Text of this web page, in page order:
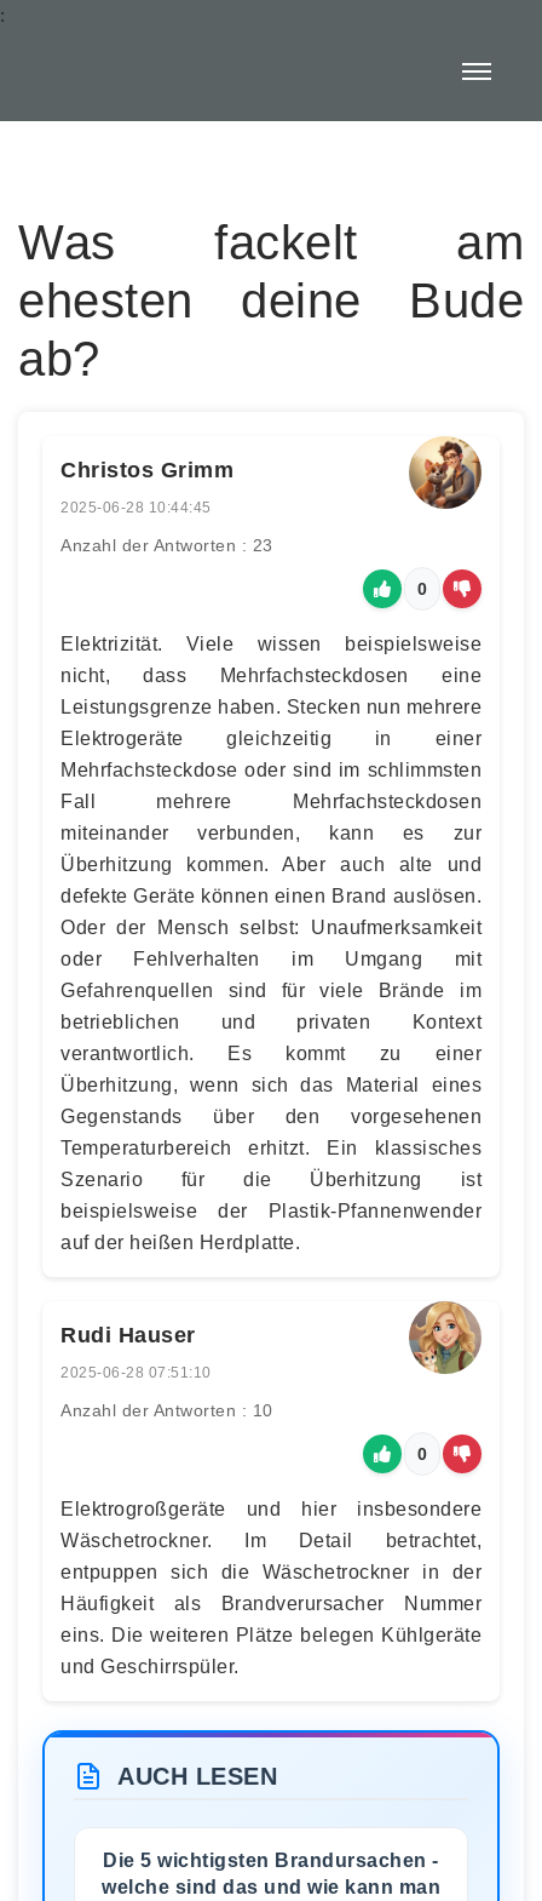
:
Was fackelt am
ehesten deine Bude
ab?
Christos Grimm
2025-06-28 10:44:45
Anzahl der Antworten : 23
0
Elektrizität. Viele wissen beispielsweise
nicht, dass Mehrfachsteckdosen eine
Leistungsgrenze haben. Stecken nun mehrere
Elektrogeräte gleichzeitig in einer
Mehrfachsteckdose oder sind im schlimmsten
Fall mehrere Mehrfachsteckdosen
miteinander verbunden, kann es zur
Überhitzung kommen. Aber auch alte und
defekte Geräte können einen Brand auslösen.
Oder der Mensch selbst: Unaufmerksamkeit
oder Fehlverhalten im Umgang mit
Gefahrenquellen sind für viele Brände im
betrieblichen und privaten Kontext
verantwortlich. Es kommt zu einer
Überhitzung, wenn sich das Material eines
Gegenstands über den vorgesehenen
Temperaturbereich erhitzt. Ein klassisches
Szenario für die Überhitzung ist
beispielsweise der Plastik-Pfannenwender
auf der heißen Herdplatte.
Rudi Hauser
2025-06-28 07:51:10
Anzahl der Antworten : 10
0
Elektrogroßgeräte und hier insbesondere
Wäschetrockner. Im Detail betrachtet,
entpuppen sich die Wäschetrockner in der
Häufigkeit als Brandverursacher Nummer
eins. Die weiteren Plätze belegen Kühlgeräte
und Geschirrspüler.
AUCH LESEN
Die 5 wichtigsten Brandursachen -
welche sind das und wie kann man